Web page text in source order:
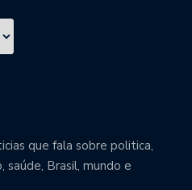
que fala sobre politica,
Brasil, mundo e